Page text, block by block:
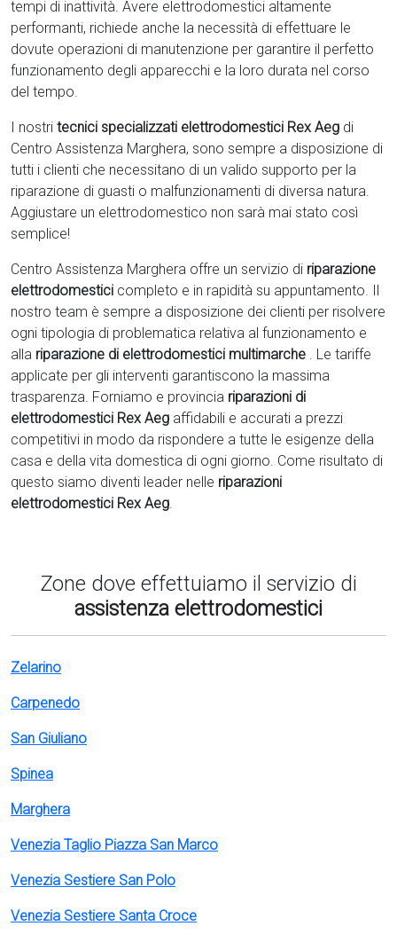
tempi di inattività. Avere elettrodomestici altamente
performanti, richiede anche la necessità di effettuare le
dovute operazioni di manutenzione per garantire il perfetto
funzionamento degli apparecchi e la loro durata nel corso
del tempo.
I nostri tecnici specializzati elettrodomestici Rex Aeg di
Centro Assistenza Marghera, sono sempre a disposizione di
tutti i clienti che necessitano di un valido supporto per la
riparazione di guasti o malfunzionamenti di diversa natura.
Aggiustare un elettrodomestico non sarà mai stato così
semplice!
Centro Assistenza Marghera offre un servizio di riparazione
elettrodomestici completo e in rapidità su appuntamento. Il
nostro team è sempre a disposizione dei clienti per risolvere
ogni tipologia di problematica relativa al funzionamento e
alla riparazione di elettrodomestici multimarche . Le tariffe
applicate per gli interventi garantiscono la massima
trasparenza. Forniamo e provincia riparazioni di
elettrodomestici Rex Aeg affidabili e accurati a prezzi
competitivi in modo da rispondere a tutte le esigenze della
casa e della vita domestica di ogni giorno. Come risultato di
questo siamo diventi leader nelle riparazioni
elettrodomestici Rex Aeg.
Zone dove effettuiamo il servizio di
assistenza elettrodomestici
Zelarino
Carpenedo
San Giuliano
Spinea
Marghera
Venezia Taglio Piazza San Marco
Venezia Sestiere San Polo
Venezia Sestiere Santa Croce